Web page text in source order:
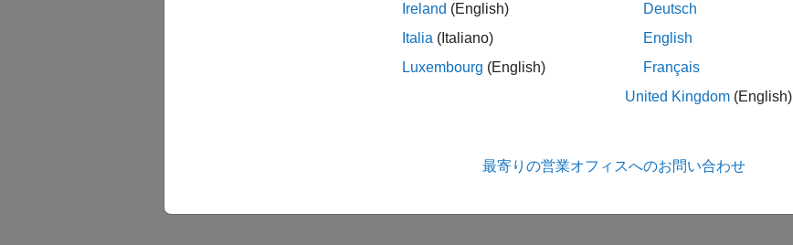
Ireland (English)
Italia (Italiano)
Luxembourg (English)
Deutsch
English
Français
United Kingdom (English)
最寄りの営業オフィスへのお問い合わせ